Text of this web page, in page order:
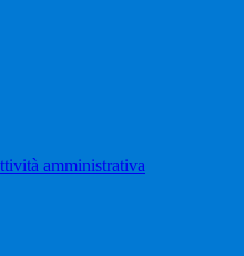
amministrativa